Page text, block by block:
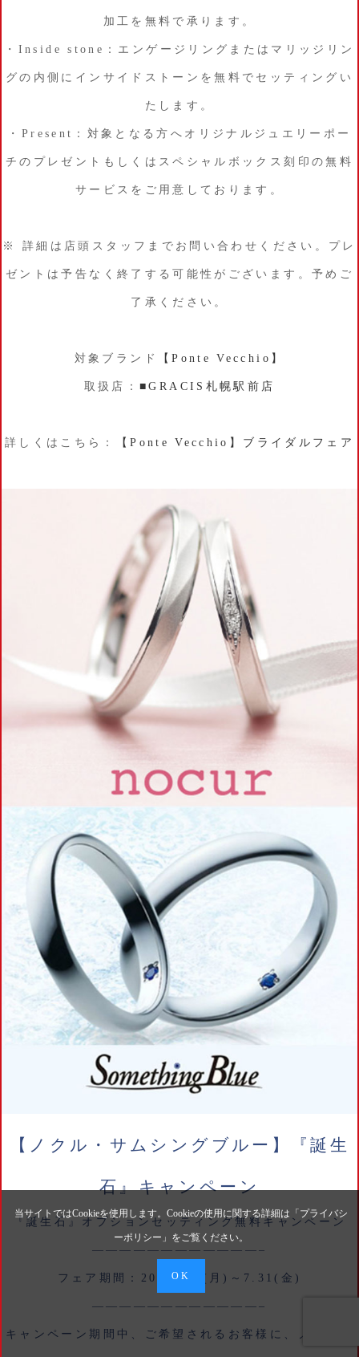
加工を無料で承ります。
・Inside stone：エンゲージリングまたはマリッジリン
グの内側にインサイドストーンを無料でセッティングい
たします。
・Present：対象となる方へオリジナルジュエリーポー
チのプレゼントもしくはスペシャルボックス刻印の無料
サービスをご用意しております。
※ 詳細は店頭スタッフまでお問い合わせください。プレ
ゼントは予告なく終了する可能性がございます。予めご
了承ください。
対象ブランド 【Ponte Vecchio】
取扱店：■GRACIS札幌駅前店
詳しくはこちら： 【Ponte Vecchio】ブライダルフェア
【ノクル・サムシングブルー】『誕生
石』キャンペーン
『誕生石』オプションセッティング無料キャンペーン
————————————–
フェア期間：2026.6.1(月)～7.31(金)
————————————–
キャンペーン期間中、ご希望されるお客様に、ノクル・
当サイトではCookieを使用します。Cookieの使用に関する詳細は「 プライバシ
ーポリシー 」をご覧ください。
OK